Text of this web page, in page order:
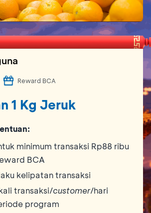
Reward BCA
1 Kg Jeruk
minimum transaksi Rp88 ribu
BCA
kelipatan transaksi
transaksi/customer/hari
program